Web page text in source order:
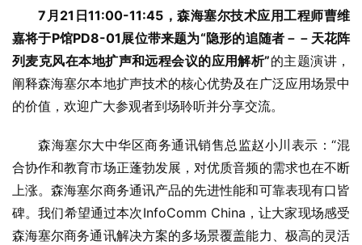
7月21日11:00-11:45，森海塞尔技术应用工程师曹维
嘉将于P馆PD8-01展位带来题为“隐形的追随者－－天花阵
列麦克风在本地扩声和远程会议的应用解析”的主题演讲，
阐释森海塞尔本地扩声技术的核心优势及在广泛应用场景中
的价值，欢迎广大参观者到场聆听并分享交流。
森海塞尔大中华区商务通讯销售总监赵小川表示：“混
合协作和教育市场正蓬勃发展，对优质音频的需求也在不断
上涨。森海塞尔商务通讯产品的先进性能和可靠表现有口皆
碑。我们希望通过本次InfoComm China，让大家现场感受
森海塞尔商务通讯解决方案的多场景覆盖能力、极高的灵活